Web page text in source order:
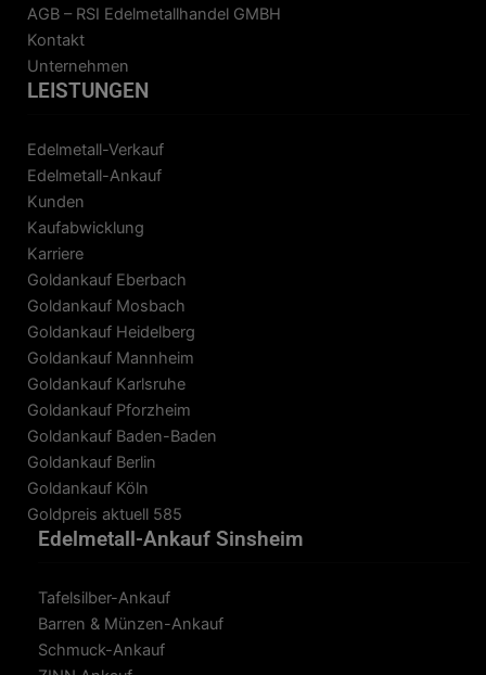
AGB – RSI Edelmetallhandel GMBH
Kontakt
Unternehmen
LEISTUNGEN
Edelmetall-Verkauf
Edelmetall-Ankauf
Kunden
Kaufabwicklung
Karriere
Goldankauf Eberbach
Goldankauf Mosbach
Goldankauf Heidelberg
Goldankauf Mannheim
Goldankauf Karlsruhe
Goldankauf Pforzheim
Goldankauf Baden-Baden
Goldankauf Berlin
Goldankauf Köln
Goldpreis aktuell 585
Edelmetall-Ankauf Sinsheim
Tafelsilber-Ankauf
Barren & Münzen-Ankauf
Schmuck-Ankauf